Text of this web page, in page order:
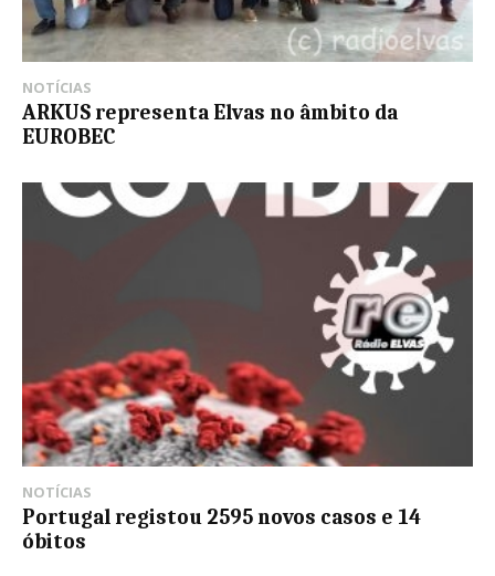
NOTÍCIAS
ARKUS representa Elvas no âmbito da
EUROBEC
NOTÍCIAS
Portugal registou 2595 novos casos e 14
óbitos